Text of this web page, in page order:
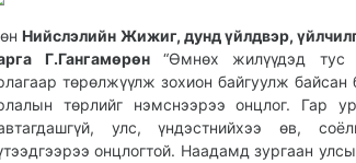
Нийслэлийн Жижиг, дунд үйлдвэр,
Г.Гангамөрөн “Өмнөх жилүүдэд
төрөлжүүлж зохион байгуулж
төрлийг нэмснээрээ онцлог. Гар
улс, үндэстнийхээ өв,
онцлогтой. Наадамд зургаан